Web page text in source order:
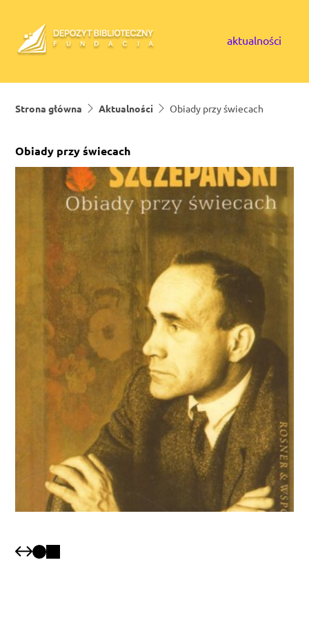
aktualności
Strona główna Aktualności Obiady przy świecach
Obiady przy świecach